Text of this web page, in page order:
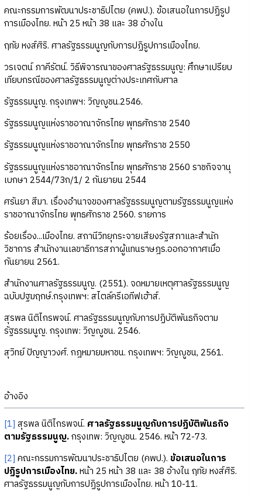
คณะกรรมการพัฒนาประชาธิปไตย (คพป.). ข้อเสนอในการปฏิรูป
การเมืองไทย. หน้า 25 หน้า 38 และ 38 อ้างใน
ฤทัย หงส์ศิริ. ศาลรัฐธรรมนูญกับการปฏิรูปการเมืองไทย.
วรเจตน์ ภาคีรัตน์. วิธีพิจารณาของศาลรัฐธรรมนูญ: ศึกษาเปรียบ
เทียบกรณีของศาลรัฐธรรมนูญต่างประเทศกับศาล
รัฐธรรมนูญ. กรุงเทพฯ: วิญญูชน.2546.
รัฐธรรมนูญแห่งราชอาณาจักรไทย พุทธศักราช 2540
รัฐธรรมนูญแห่งราชอาณาจักรไทย พุทธศักราช 2550
รัฐธรรมนูญแห่งราชอาณาจักรไทย พุทธศักราช 2560 ราชกิจจานุ
เบกษา 2544/73ก/1/ 2 กันยายน 2544
ศรันยา สีมา. เรื่องอำนาจของศาลรัฐธรรมนูญตามรัฐธรรมนูญแห่ง
ราชอาณาจักรไทย พุทธศักราช 2560. รายการ
ร้อยเรื่อง...เมืองไทย. สถานีวิทยุกระจายเสียงรัฐสภาและสำนัก
วิชาการ สำนักงานเลขาธิการสภาผู้แทนราษฎร.ออกอากาศเมื่อ
กันยายน 2561.
สำนักงานศาลรัฐธรรมนูญ. (2551). จดหมายเหตุศาลรัฐธรรมนูญ
ฉบับปฐมฤกษ์.กรุงเทพฯ: สไตล์ครีเอทีฟเฮ้าส์.
สุรพล นิติไกรพจน์. ศาลรัฐธรรมนูญกับการปฏิบัติพันธกิจตาม
รัฐธรรมนูญ. กรุงเทพ: วิญญูชน. 2546.
สุวิทย์ ปัญญาวงศ์. กฎหมายมหาชน. กรุงเทพฯ: วิญญูชน, 2561.
อ้างอิง
[1] สุรพล นิติไกรพจน์. ศาลรัฐธรรมนูญกับการปฏิบัติพันธกิจ
ตามรัฐธรรมนูญ.กรุงเทพ: วิญญูชน. 2546. หน้า 72-73.
[2] คณะกรรมการพัฒนาประชาธิปไตย (คพป.). ข้อเสนอในการ
ปฏิรูปการเมืองไทย.หน้า 25 หน้า 38 และ 38 อ้างใน ฤทัย หงส์ศิริ.
ศาลรัฐธรรมนูญกับการปฏิรูปการเมืองไทย. หน้า 10-11.